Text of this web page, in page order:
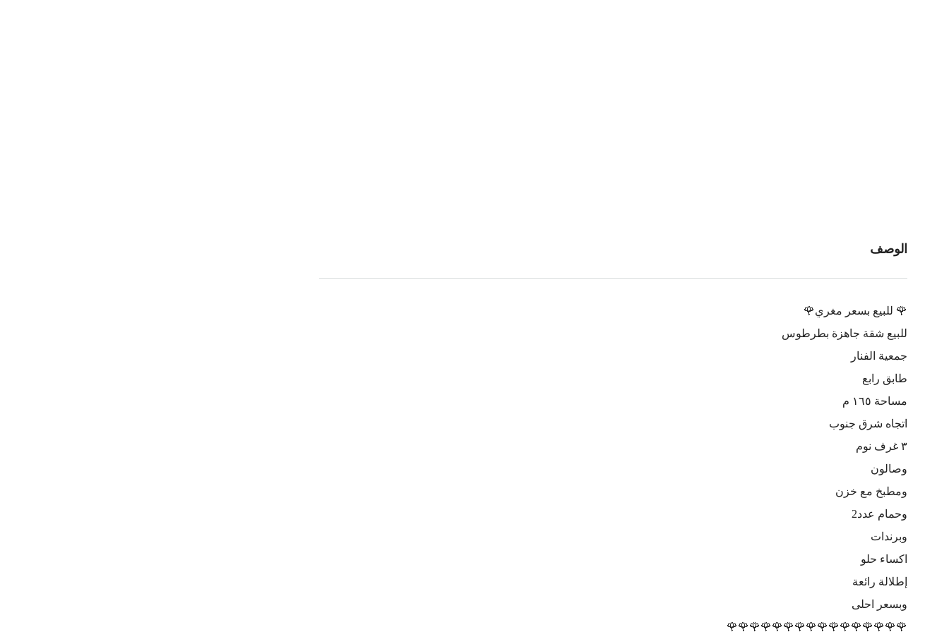
الوصف
🌹 للبيع بسعر مغري🌹
للبيع شقة جاهزة بطرطوس
جمعية الفنار
طابق رابع
مساحة ١٦٥ م
اتجاه شرق جنوب
٣ غرف نوم
وصالون
ومطبخ مع خزن
وحمام عدد2
وبرندات
اكساء حلو
إطلالة رائعة
وبسعر احلى
🌹🌹🌹🌹🌹🌹🌹🌹🌹🌹🌹🌹🌹🌹🌹🌹